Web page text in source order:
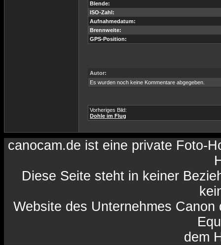
Blende:
ISO-Zahl:
Aufnahmedatum:
Brennweite:
GPS-Position:
Autor:
Es wurden noch keine Kommentare abgegeben.
Vorheriges Bild:
Dohle im Flug
canocam.de ist eine private Foto-
Diese Seite steht in keiner
Website des Unternehmes
dem